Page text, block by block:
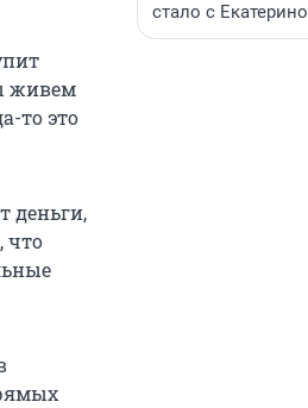
живем
то это
деньги,
что
стало с